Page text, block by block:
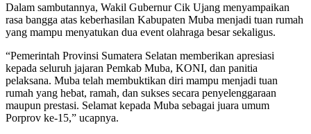
Dalam sambutannya, Wakil Gubernur Cik Ujang menyampaikan
rasa bangga atas keberhasilan Kabupaten Muba menjadi tuan rumah
yang mampu menyatukan dua event olahraga besar sekaligus.
“Pemerintah Provinsi Sumatera Selatan memberikan apresiasi
kepada seluruh jajaran Pemkab Muba, KONI, dan panitia
pelaksana. Muba telah membuktikan diri mampu menjadi tuan
rumah yang hebat, ramah, dan sukses secara penyelenggaraan
maupun prestasi. Selamat kepada Muba sebagai juara umum
Porprov ke-15,” ucapnya.